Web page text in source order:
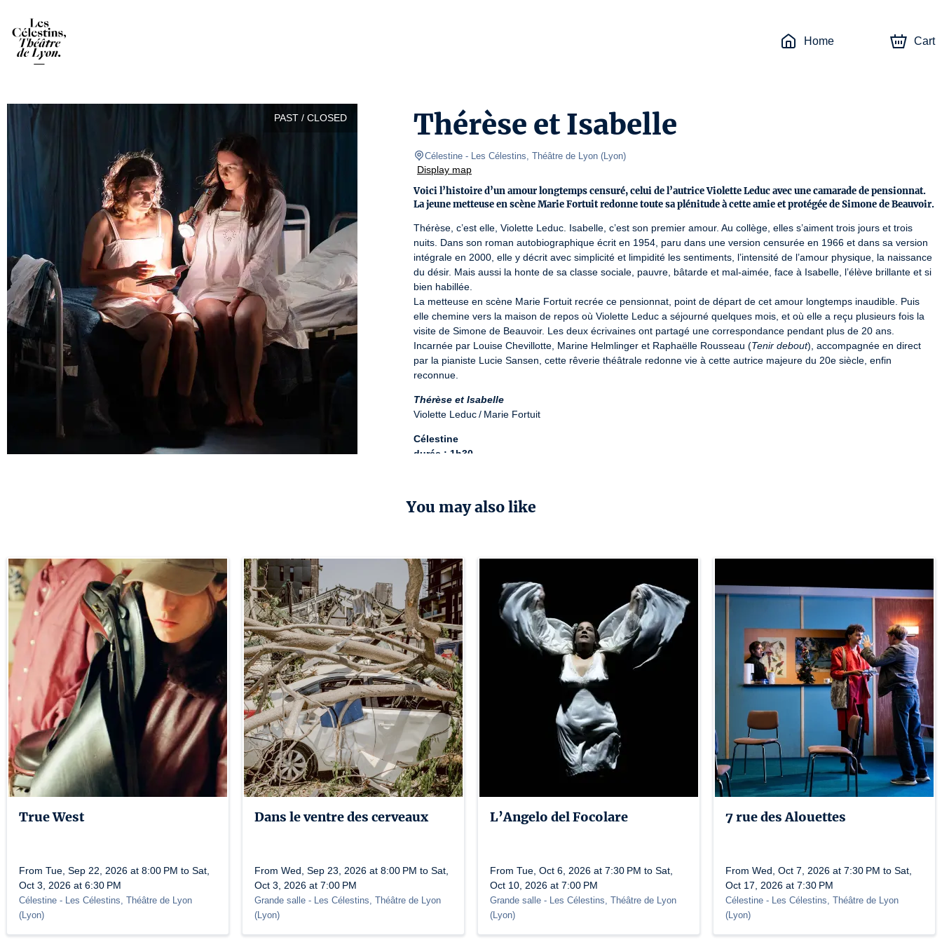
Home Cart
PAST / CLOSED Thérèse et Isabelle
Célestine - Les Célestins, Théâtre de Lyon (Lyon)
Display map
Voici l’histoire d’un amour longtemps censuré, celui de l’autrice Violette Leduc avec une camarade de pensionnat.
La jeune metteuse en scène Marie Fortuit redonne toute sa plénitude à cette amie et protégée de Simone de Beauvoir.
Thérèse, c’est elle, Violette Leduc. Isabelle, c’est son premier amour. Au collège, elles s’aiment trois jours et trois
nuits. Dans son roman autobiographique écrit en 1954, paru dans une version censurée en 1966 et dans sa version
intégrale en 2000, elle y décrit avec simplicité et limpidité les sentiments, l’intensité de l’amour physique, la naissance
du désir. Mais aussi la honte de sa classe sociale, pauvre, bâtarde et mal-aimée, face à Isabelle, l’élève brillante et si
bien habillée.
La metteuse en scène Marie Fortuit recrée ce pensionnat, point de départ de cet amour longtemps inaudible. Puis
elle chemine vers la maison de repos où Violette Leduc a séjourné quelques mois, et où elle a reçu plusieurs fois la
visite de Simone de Beauvoir. Les deux écrivaines ont partagé une correspondance pendant plus de 20 ans.
Incarnée par Louise Chevillotte, Marine Helmlinger et Raphaëlle Rousseau (Tenir debout), accompagnée en direct
par la pianiste Lucie Sansen, cette rêverie théâtrale redonne vie à cette autrice majeure du 20e siècle, enfin
reconnue.
Thérèse et Isabelle
Violette Leduc / Marie Fortuit
Célestine
durée : 1h30
You may also like
True West
From Tue, Sep 22, 2026 at 8:00 PM to Sat,
Oct 3, 2026 at 6:30 PM
Célestine - Les Célestins, Théâtre de Lyon
(Lyon)
Dans le ventre des cerveaux
From Wed, Sep 23, 2026 at 8:00 PM to Sat,
Oct 3, 2026 at 7:00 PM
Grande salle - Les Célestins, Théâtre de Lyon
(Lyon)
L’Angelo del Focolare
From Tue, Oct 6, 2026 at 7:30 PM to Sat,
Oct 10, 2026 at 7:00 PM
Grande salle - Les Célestins, Théâtre de Lyon
(Lyon)
7 rue des Alouettes
From Wed, Oct 7, 2026 at 7:30 PM to Sat,
Oct 17, 2026 at 7:30 PM
Célestine - Les Célestins, Théâtre de Lyon
(Lyon)